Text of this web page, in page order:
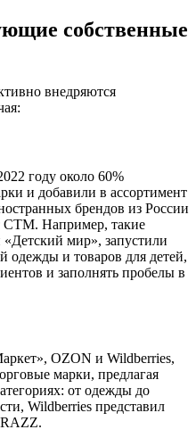
собственные
внедряются
году около 60%
и добавили в ассортимент
брендов из России
СТМ. Например, такие
мир», запустили
одежды и товаров для детей,
и заполнять пробелы в
OZON и Wildberries,
марки, предлагая
от одежды до
Wildberries представил